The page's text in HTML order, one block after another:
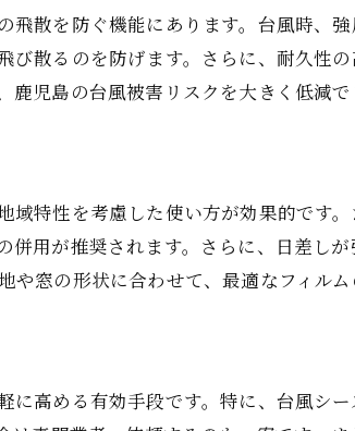
点で選ぶ窓ガラスフィルムの魅力
散を防ぐ機能にあります。台風時、
散るのを防げます。さらに、耐久性
児島の台風被害リスクを大きく低減で
特性を考慮した使い方が効果的です
用が推奨されます。さらに、日差し
窓の形状に合わせて、最適なフィルム
高める有効手段です。特に、台風シ